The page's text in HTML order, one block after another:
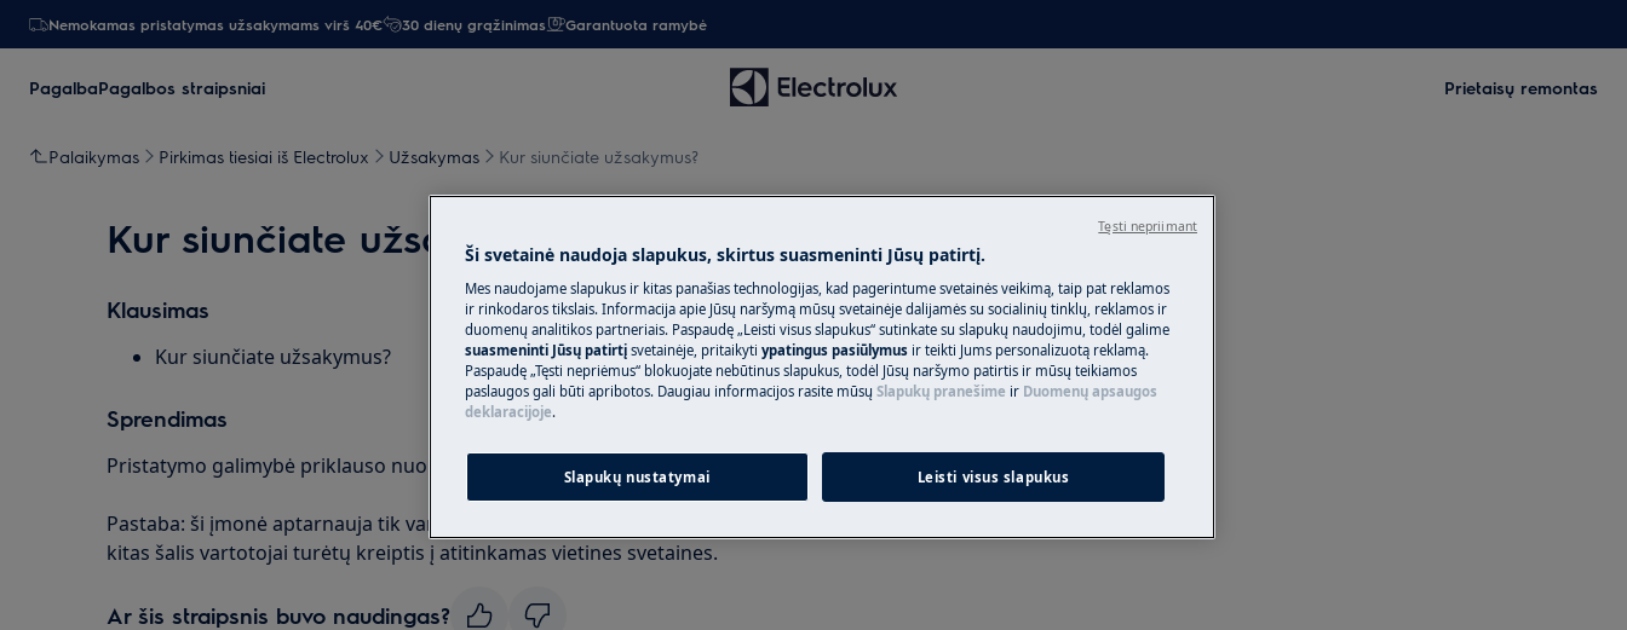
Nemokamas pristatymas užsakymams virš 40€ 30 dienų grąžinimas Garantuota ramybė
PagalbaPagalbos straipsniai Prietaisų remontas
Palaikymas Pirkimas tiesiai iš Electrolux Užsakymas Kur siunčiate užsakymus?
Kur siunčiate užsakymus?
Klausimas
Kur siunčiate užsakymus?
Sprendimas
Pristatymo galimybė priklauso nuo jūsų gyvenamosios vietos.
Pastaba: ši įmonė aptarnauja tik vartotojus Lietuvos teritorijoje. Dėl pristatymo į
kitas šalis vartotojai turėtų kreiptis į atitinkamas vietines svetaines.
Ar šis straipsnis buvo naudingas?
Ši svetainė naudoja slapukus, skirtus suasmeninti Jūsų patirtį.
Mes naudojame slapukus ir kitas panašias technologijas, kad pagerintume svetainės veikimą, taip pat reklamos
ir rinkodaros tikslais. Informacija apie Jūsų naršymą mūsų svetainėje dalijamės su socialinių tinklų, reklamos ir
duomenų analitikos partneriais. Paspaudę „Leisti visus slapukus“ sutinkate su slapukų naudojimu, todėl galime
suasmeninti Jūsų patirtį svetainėje, pritaikyti ypatingus pasiūlymus ir teikti Jums personalizuotą reklamą.
Paspaudę „Tęsti nepriėmus“ blokuojate nebūtinus slapukus, todėl Jūsų naršymo patirtis ir mūsų teikiamos
paslaugos gali būti apribotos. Daugiau informacijos rasite mūsų Slapukų pranešime ir Duomenų apsaugos
deklaracijoje.
Slapukų nustatymai Leisti visus slapukus
Tęsti nepriimant